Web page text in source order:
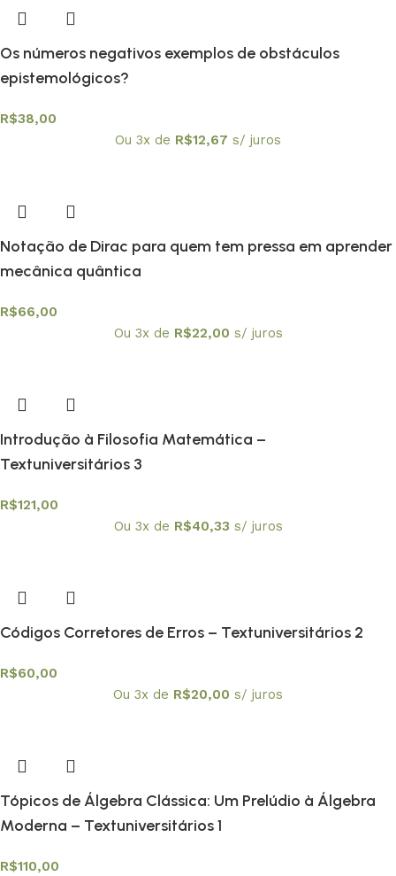
Os números negativos exemplos de obstáculos
epistemológicos?
R$38,00
Ou 3x de R$12,67 s/ juros
Notação de Dirac para quem tem pressa em aprender
mecânica quântica
R$66,00
Ou 3x de R$22,00 s/ juros
Introdução à Filosofia Matemática –
Textuniversitários 3
R$121,00
Ou 3x de R$40,33 s/ juros
Códigos Corretores de Erros – Textuniversitários 2
R$60,00
Ou 3x de R$20,00 s/ juros
Tópicos de Álgebra Clássica: Um Prelúdio à Álgebra
Moderna – Textuniversitários 1
R$110,00